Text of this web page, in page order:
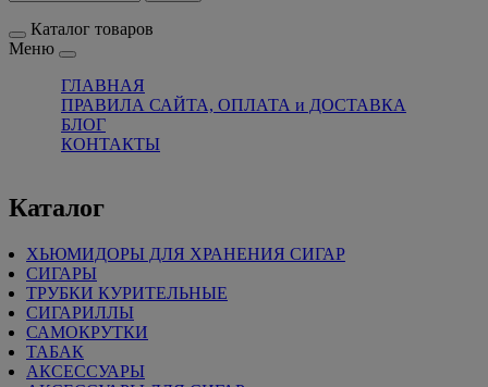
Каталог товаров
Меню
ГЛАВНАЯ
ПРАВИЛА САЙТА, ОПЛАТА и ДОСТАВКА
БЛОГ
КОНТАКТЫ
Каталог
ХЬЮМИДОРЫ ДЛЯ ХРАНЕНИЯ СИГАР
СИГАРЫ
ТРУБКИ КУРИТЕЛЬНЫЕ
СИГАРИЛЛЫ
САМОКРУТКИ
ТАБАК
АКСЕССУАРЫ